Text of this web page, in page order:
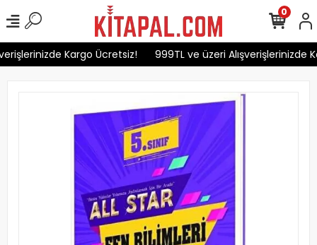
Kargo Ücretsiz! 999TL ve üzeri Alışverişlerinizde
0